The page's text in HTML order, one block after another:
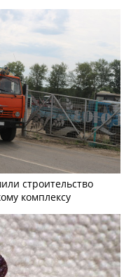
строительство
комплексу